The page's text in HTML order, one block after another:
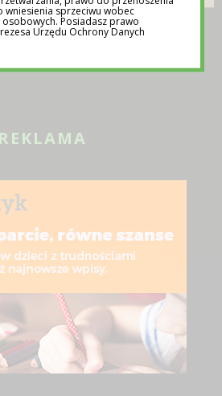
WYCHOWAWCZE –
NAUCZYCIELI
REKLAMA
wniesienia sprzeciwu wobec
Posiadasz prawo
Urzędu Ochrony Danych